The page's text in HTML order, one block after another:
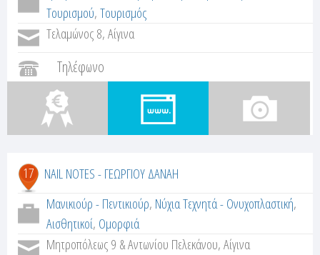
Τουρισμού,Τουρισμός
Τελαμώνος 8, Αίγινα
Τηλέφωνο
17
NAIL NOTES - ΓΕΩΡΓΙΟΥ ΔΑΝΑΗ
Μανικιούρ - Πεντικιούρ, Νύχια Τεχνητά - Ονυχοπλαστική,
Αισθητικοί, Ομορφιά
Μητροπόλεως 9 & Αντωνίου Πελεκάνου, Αίγινα